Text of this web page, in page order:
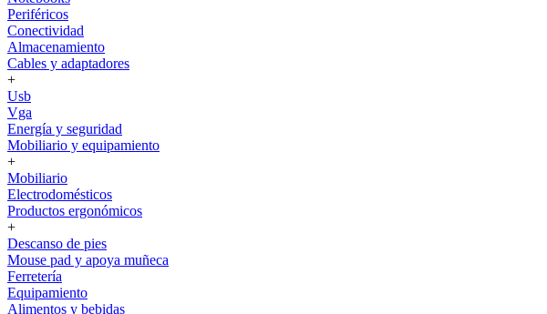
Periféricos
Conectividad
Almacenamiento
Cables y adaptadores
+
Usb
Vga
Energía y seguridad
Mobiliario y equipamiento
+
Mobiliario
Electrodomésticos
Productos ergonómicos
+
Descanso de pies
Mouse pad y apoya muñeca
Ferretería
Equipamiento
Alimentos y bebidas